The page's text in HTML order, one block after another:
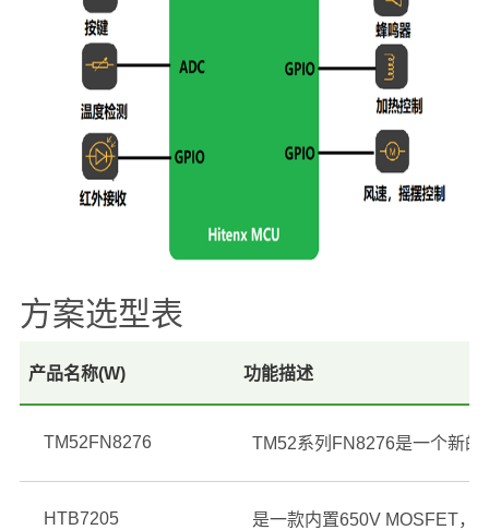
方案选型表
产品名称(W) 功能描述
TM52FN8276
HTB7205